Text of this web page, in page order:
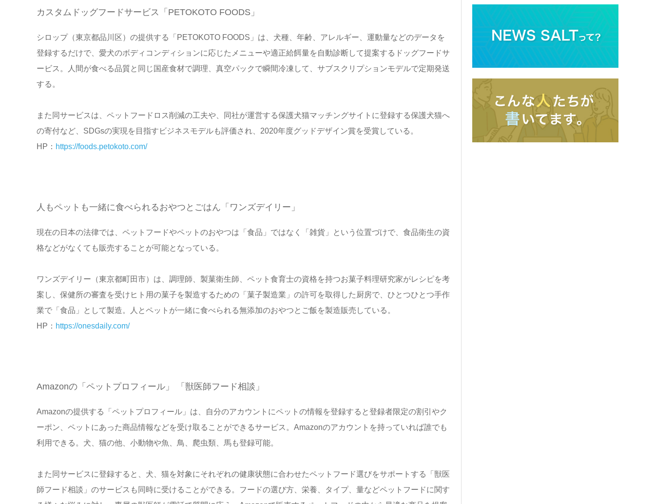
カスタムドッグフードサービス「PETOKOTO FOODS」
シロップ（東京都品川区）の提供する「PETOKOTO FOODS」は、犬種、年齢、アレルギー、運動量などのデータを
登録するだけで、愛犬のボディコンディションに応じたメニューや適正給餌量を自動診断して提案するドッグフードサ
ービス。人間が食べる品質と同じ国産食材で調理、真空パックで瞬間冷凍して、サブスクリプションモデルで定期発送
する。
また同サービスは、ペットフードロス削減の工夫や、同社が運営する保護犬猫マッチングサイトに登録する保護犬猫へ
の寄付など、SDGsの実現を目指すビジネスモデルも評価され、2020年度グッドデザイン賞を受賞している。
HP： https://foods.petokoto.com/
人もペットも一緒に食べられるおやつとごはん「ワンズデイリー」
現在の日本の法律では、ペットフードやペットのおやつは「食品」ではなく「雑貨」という位置づけで、食品衛生の資
格などがなくても販売することが可能となっている。
ワンズデイリー（東京都町田市）は、調理師、製菓衛生師、ペット食育士の資格を持つお菓子料理研究家がレシピを考
案し、保健所の審査を受けヒト用の菓子を製造するための「菓子製造業」の許可を取得した厨房で、ひとつひとつ手作
業で「食品」として製造。人とペットが一緒に食べられる無添加のおやつとご飯を製造販売している。
HP： https://onesdaily.com/
Amazonの「ペットプロフィール」 「獣医師フード相談」
Amazonの提供する「ペットプロフィール」は、自分のアカウントにペットの情報を登録すると登録者限定の割引やク
ーポン、ペットにあった商品情報などを受け取ることができるサービス。Amazonのアカウントを持っていれば誰でも
利用できる。犬、猫の他、小動物や魚、鳥、爬虫類、馬も登録可能。
また同サービスに登録すると、犬、猫を対象にそれぞれの健康状態に合わせたペットフード選びをサポートする「獣医
師フード相談」のサービスも同時に受けることができる。フードの選び方、栄養、タイプ、量などペットフードに関す